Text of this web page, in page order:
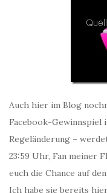
Auch hier im Blog
Facebook-Gewinnspiel
Regeländerung –
23:59 Uhr, Fan meiner
euch die Chance auf
Ich habe sie bereits